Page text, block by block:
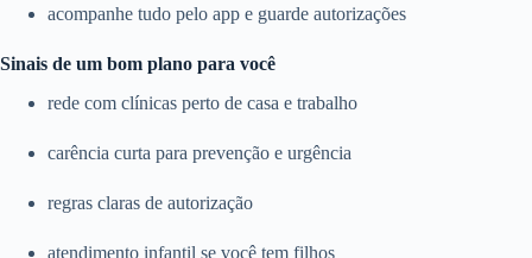
acompanhe tudo pelo app e guarde autorizações
Sinais de um bom plano para você
rede com clínicas perto de casa e trabalho
carência curta para prevenção e urgência
regras claras de autorização
atendimento infantil se você tem filhos